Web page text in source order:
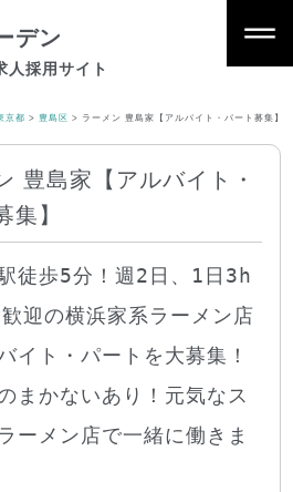
デン
人採用サイト
京都 > 豊島区 > ラーメン 豊島家【アルバイト・パート募集】
豊島家【アルバイト・
集】
徒歩5分！週2日、1日3h
迎の横浜家系ラーメン店
イト・パートを大募集！
まかないあり！元気なス
ーメン店で一緒に働きま